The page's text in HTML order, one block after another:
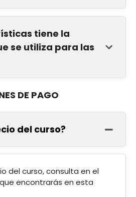
tiene la
se utiliza para las
DE PAGO
del curso?
del curso, consulta en el
encontrarás en esta